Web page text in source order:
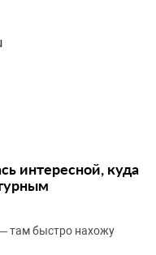
интересной, куда
там быстро нахожу